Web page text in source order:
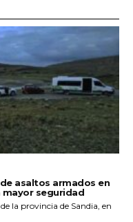
asaltos armados en
seguridad
la provincia de Sandia, en